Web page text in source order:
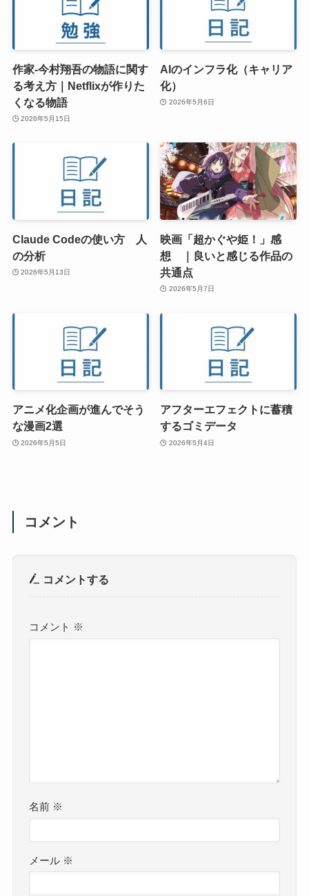
作家-今村翔吾の物語に関す
る考え方｜Netflixが作りた
くなる物語
2026年5月15日
AIのインフラ化（キャリア
化）
2026年5月6日
Claude Codeの使い方 人
の分析
2026年5月13日
映画「超かぐや姫！」感
想 ｜良いと感じる作品の
共通点
2026年5月7日
アニメ化企画が進んでそう
な漫画2選
2026年5月5日
アフターエフェクトに蓄積
するゴミデータ
2026年5月4日
コメント
コメントする
コメント ※
名前 ※
メール ※